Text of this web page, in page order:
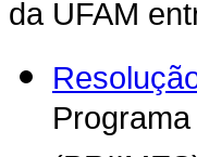
da UFAM